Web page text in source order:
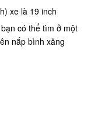
xe là 19 inch
có thể tìm ở một
nắp bình xăng